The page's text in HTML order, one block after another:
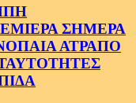
ΣΗΜΕΡΑ
ΑΤΡΑΠΟ